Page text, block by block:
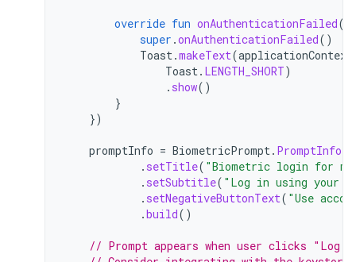
override fun onAuthenticationFailed()
super .onAuthenticationFailed()
Toast.makeText(applicationContext
Toast. LENGTH_SHORT)
. show()
}
})
promptInfo = BiometricPrompt. PromptInfo
. setTitle( "Biometric login for my
. setSubtitle( "Log in using your
. setNegativeButtonText( "Use
.build()
// Prompt appears when user clicks "Log